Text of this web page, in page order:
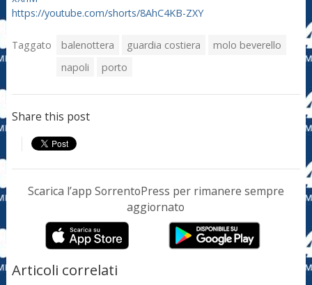
https://youtube.com/shorts/8AhC4KB-ZXY
Taggato balenottera guardia costiera
molo beverello
napoli
porto
Share this post
Scarica l’app SorrentoPress per rimanere sempre
aggiornato
Articoli correlati